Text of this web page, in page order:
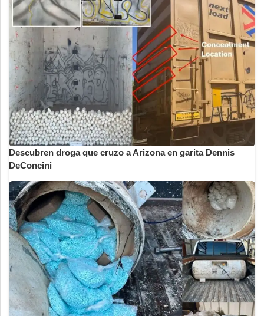
Descubren droga que cruzo a Arizona en garita Dennis
DeConcini